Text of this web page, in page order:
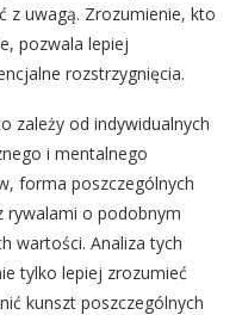
z uwagą. Zrozumienie, kto
pozwala lepiej
rozstrzygnięcia.
zależy od indywidualnych
i mentalnego
forma poszczególnych
rywalami o podobnym
wartości. Analiza tych
tylko lepiej zrozumieć
kunszt poszczególnych